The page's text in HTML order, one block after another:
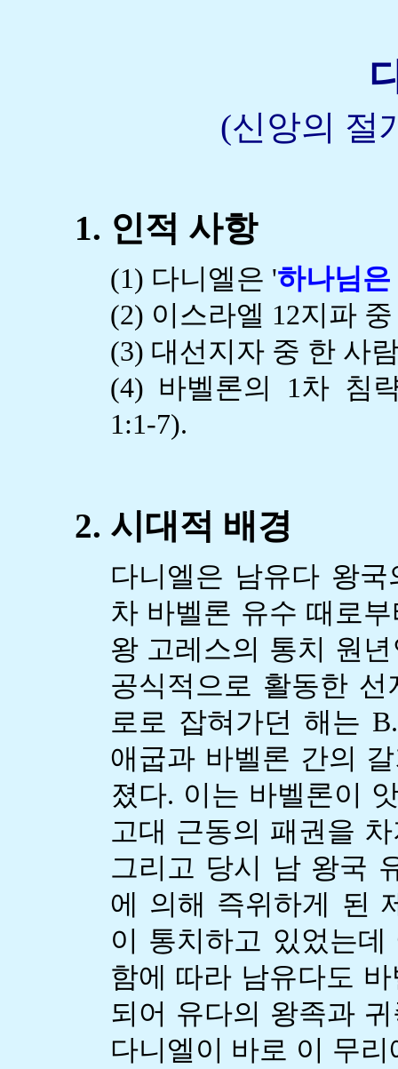
(신앙의 절
1. 인적 사항
(1) 다니엘은 '하나님
(2) 이스라엘 12지파
(3) 대선지자 중 한 사
(4) 바벨론의 1차 침
1:1-7).
2. 시대적 배경
다니엘은 남유다 왕
차 바벨론 유수 때로
왕 고레스의 통치 원
공식적으로 활동한
로로 잡혀가던 해는
애굽과 바벨론 간의
졌다. 이는 바벨론이
고대 근동의 패권을
그리고 당시 남 왕국
에 의해 즉위하게 된
이 통치하고 있었는
함에 따라 남유다도
되어 유다의 왕족과
다니엘이 바로 이 무